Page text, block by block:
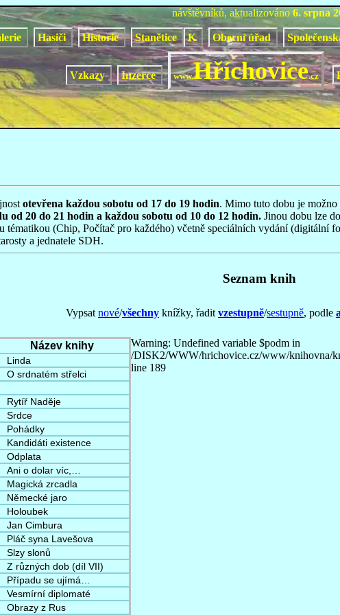
návštěvníků, aktualizováno 6. srpna
Hasiči Historie Stanětice K Obecní úřad
Vzkazy Inzerce www.Hříchovice.cz
otevřena každou sobotu od 17 do 19 hodin. Mimo tuto dobu je
20 do 21 hodin a každou sobotu od 10 do 12 hodin. Jinou dobu lze
tématikou (Chip, Počítač pro každého) včetně speciálních vydání
a jednatele SDH.
Seznam knih
Vypsat nové/všechny knížky, řadit vzestupně/sestupně, podle
Název knihy
Linda
O srdnatém střelci
Rytíř Naděje
Srdce
Pohádky
Kandidáti existence
Odplata
Ani o dolar víc,…
Magická zrcadla
Německé jaro
Holoubek
Jan Cimbura
Pláč syna Lavešova
Slzy slonů
Z různých dob (díl VII)
Případu se ujímá…
Vesmírní diplomaté
Obrazy z Rus
Warning: Undefined variable $podm in
/DISK2/WWW/hrichovice.cz/www/knihovna/
line 189